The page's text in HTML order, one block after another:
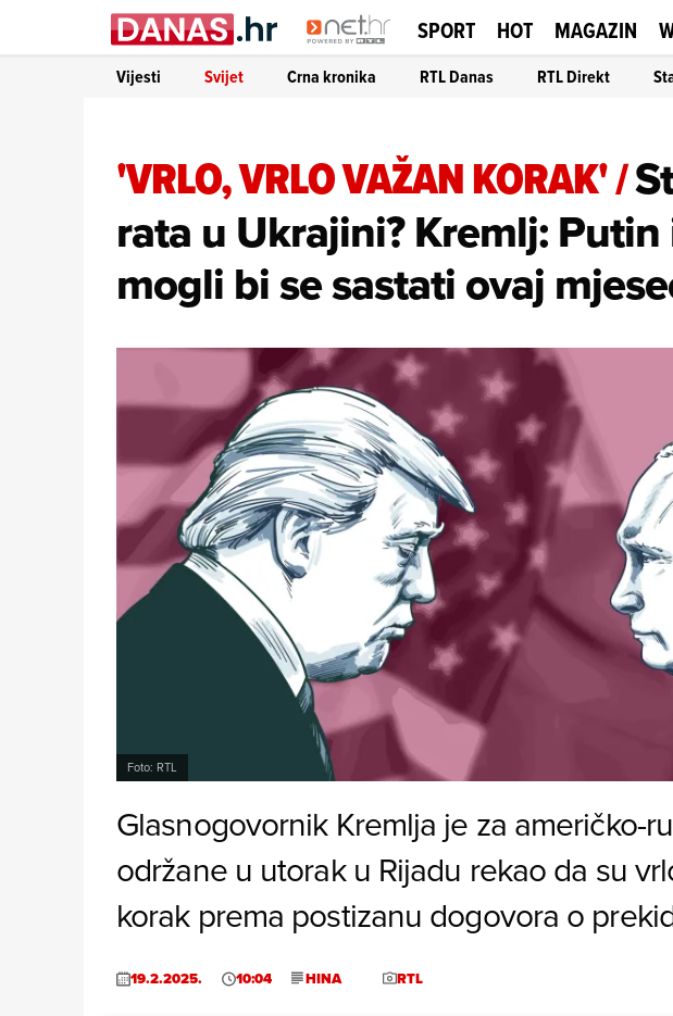
SPORT HOT MAGAZIN
Vijesti Svijet Crna kronika RTL Danas RTL Direkt
'VRLO, VRLO VAŽAN KORAK'/
rata u Ukrajini? Kremlj:
mogli bi se sastati ovaj
Foto: RTL
Glasnogovornik Kremlja je za američko-
održane u utorak u Rijadu rekao da su
korak prema postizanu dogovora o
19.2.2025. 10:04 HINA RTL